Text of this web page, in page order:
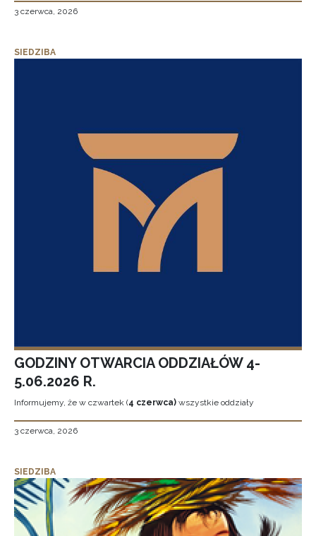
3 czerwca, 2026
SIEDZIBA
GODZINY OTWARCIA ODDZIAŁÓW 4-
5.06.2026 R.
Informujemy, że w czwartek (4 czerwca) wszystkie oddziały
3 czerwca, 2026
SIEDZIBA